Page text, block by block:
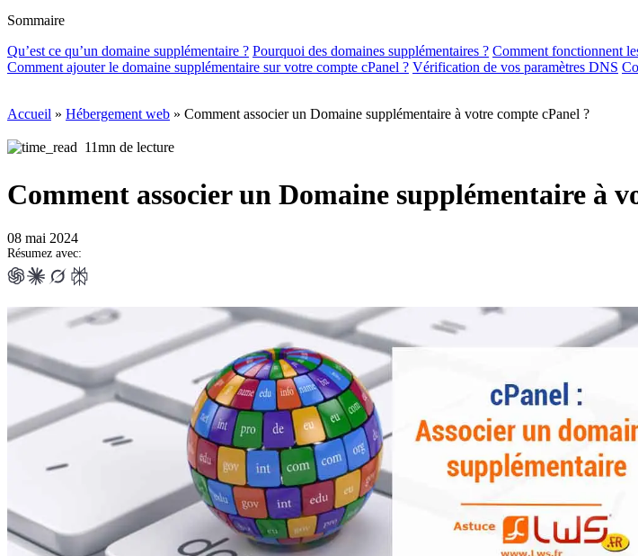
Sommaire
Qu’est ce qu’un domaine supplémentaire ? Pourquoi des domaines supplémentaires ? Comment fonctionnent
Comment ajouter le domaine supplémentaire sur votre compte cPanel ? Vérification de vos paramètres DNS
Accueil » Hébergement web » Comment associer un Domaine supplémentaire à votre compte cPanel ?
11mn de lecture
Comment associer un Domaine supplémentaire à
08 mai 2024
Résumez avec: